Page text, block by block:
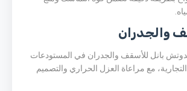
والجدران
بانل للأسقف والجدران في المستودعات
مع مراعاة العزل الحراري والتصميم